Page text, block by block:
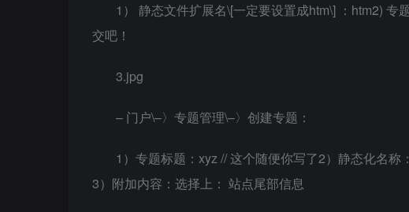
1） 静态文件扩展名\[一定要设置成htm\] ：htm2)
交吧！
3.jpg
– 门户\–〉专题管理\–〉创建专题：
1）专题标题：xyz // 这个随便你写了2）静态化名
3）附加内容：选择上： 站点尾部信息